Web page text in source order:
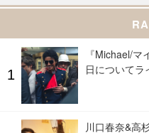
『Michael/マ
日についてラ
川口春奈&高